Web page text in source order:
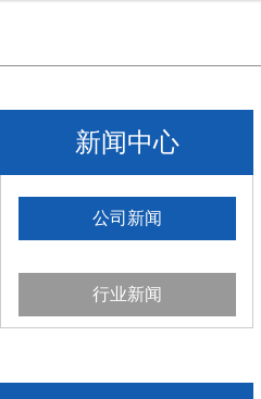
新闻中心
公司新闻
行业新闻